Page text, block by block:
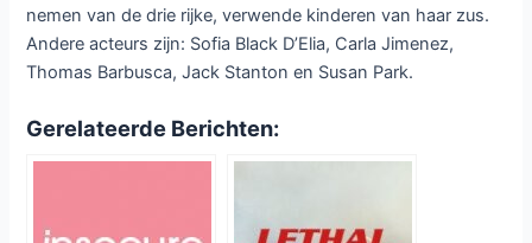
nemen van de drie rijke, verwende kinderen van haar zus.
Andere acteurs zijn: Sofia Black D’Elia, Carla Jimenez,
Thomas Barbusca, Jack Stanton en Susan Park.
Gerelateerde Berichten: